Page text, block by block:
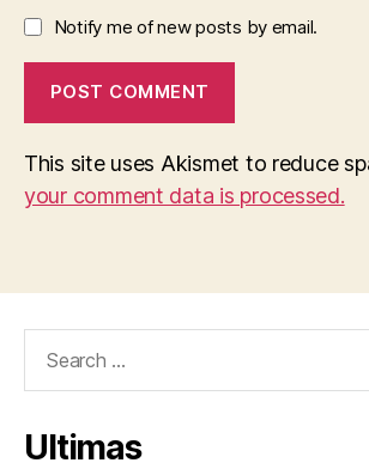
Notify me of new posts by email.
This site uses Akismet to reduce
your comment data is processed.
Ultimas